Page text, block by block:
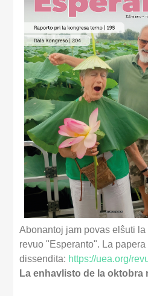
Abonantoj jam povas elŝuti
revuo "Esperanto". La
dissendita: https://uea.org/
La enhavlisto de la oktobra